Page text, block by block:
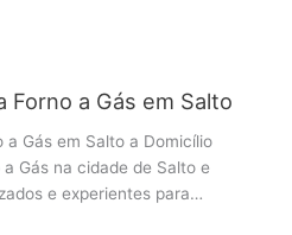
Forno a Gás em Salto
a Gás em Salto a Domicílio
Gás na cidade de Salto e
e experientes para…